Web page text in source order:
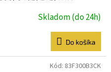
Skladom (do 24h)
Do košíka
Kód: 83F300B3CK